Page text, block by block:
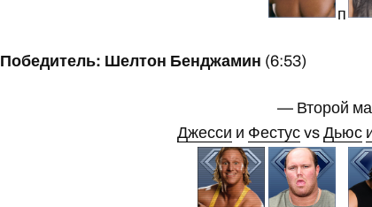
п
Победитель: Шелтон Бенджамин (6:53)
— Второй
Джесси и Фестус vs Дьюс